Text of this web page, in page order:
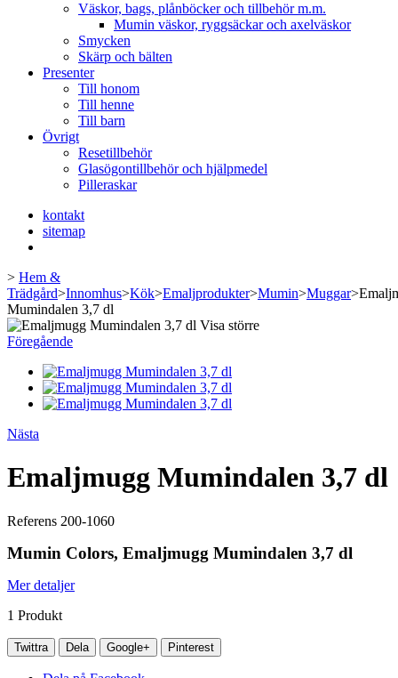
Väskor, bags, plånböcker och tillbehör m.m.
Mumin väskor, ryggsäckar och axelväskor
Smycken
Skärp och bälten
Presenter
Till honom
Till henne
Till barn
Övrigt
Resetillbehör
Glasögontillbehör och hjälpmedel
Pilleraskar
kontakt
sitemap
> Hem &
Trädgård>Innomhus>Kök>Emaljprodukter>Mumin>Muggar>
Mumindalen 3,7 dl
Visa större
Föregående
Nästa
Emaljmugg Mumindalen 3,7 dl
Referens 200-1060
Mumin Colors, Emaljmugg Mumindalen 3,7 dl
Mer detaljer
1 Produkt
Twittra Dela Google+ Pinterest